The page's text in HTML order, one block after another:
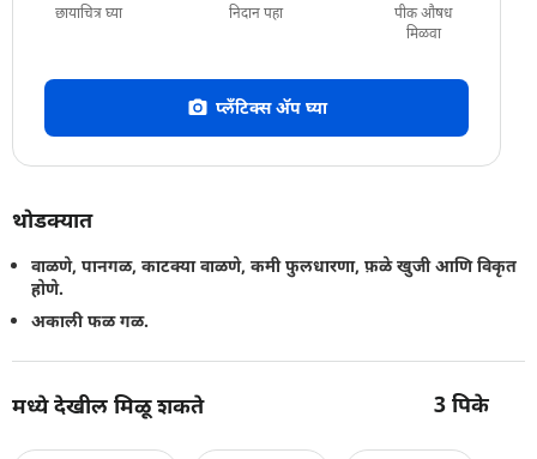
छायाचित्र घ्या निदान पहा
पीक औषध
मिळवा
प्लँटिक्स अ‍ॅप घ्या
थोडक्यात
वाळणे, पानगळ, काटक्या वाळणे, कमी फुलधारणा, फ़ळे खुजी आणि विकृत
होणे.
अकाली फळ गळ.
मध्ये देखील मिळू शकते 3 पिके